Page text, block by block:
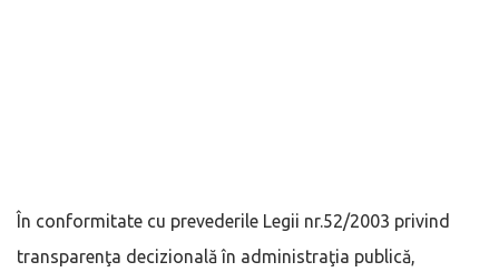
În conformitate cu prevederile Legii nr.52/2003 privind
transparenţa decizională în administraţia publică,